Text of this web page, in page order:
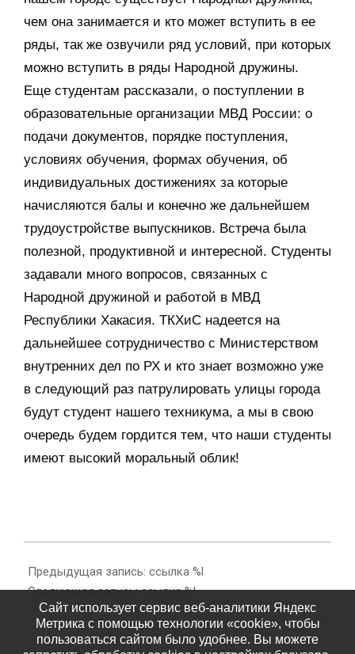
чем она занимается и кто может вступить в ее
ряды, так же озвучили ряд условий, при которых
можно вступить в ряды Народной дружины.
Еще студентам рассказали, о поступлении в
образовательные организации МВД России: о
подачи документов, порядке поступления,
условиях обучения, формах обучения, об
индивидуальных достижениях за которые
начисляются балы и конечно же дальнейшем
трудоустройстве выпускников. Встреча была
полезной, продуктивной и интересной. Студенты
задавали много вопросов, связанных с
Народной дружиной и работой в МВД
Республики Хакасия. ТКХиС надеется на
дальнейшее сотрудничество с Министерством
внутренних дел по РХ и кто знает возможно уже
в следующий раз патрулировать улицы города
будут студент нашего техникума, а мы в свою
очередь будем гордится тем, что наши студенты
имеют высокий моральный облик!
03-
28
Предыдущая запись: ссылка %l
Следующая запись: ссылка %l
Сайт использует сервис веб-аналитики Яндекс
Метрика с помощью технологии «cookie», чтобы
пользоваться сайтом было удобнее. Вы можете